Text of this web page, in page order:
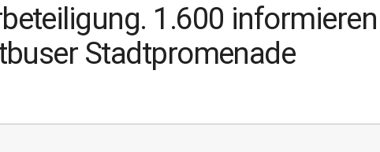
1.600 informieren
Stadtpromenade